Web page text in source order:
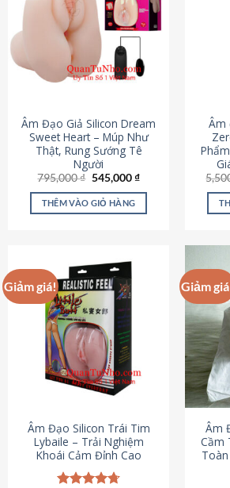
Âm Đạo Giả Silicon Dream
Sweet Heart – Múp Như
Thật, Rung Sướng Tê
Người
795,000₫ Giá
là:
795,000 ₫.
545,000₫Giá
tại
545,000 ₫.
THÊM VÀO GIỎ HÀNG
Âm
Giảm giá!
Âm Đạo Silicon Trái Tim
Lybaile – Trải Nghiệm
Khoái Cảm Đỉnh Cao
Giảm
Âm
Cầm